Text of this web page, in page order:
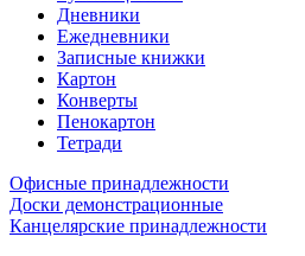
Дневники
Ежедневники
Записные книжки
Картон
Конверты
Пенокартон
Тетради
Офисные принадлежности
Доски демонстрационные
Канцелярские принадлежности